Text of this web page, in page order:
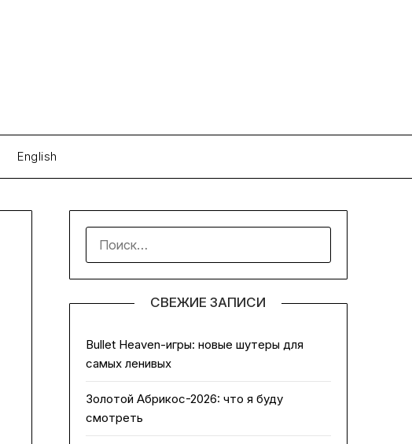
English
СВЕЖИЕ ЗАПИСИ
Bullet Heaven-игры: новые шутеры для
самых ленивых
Золотой Абрикос-2026: что я буду
смотреть